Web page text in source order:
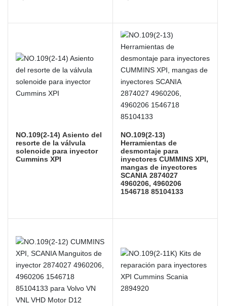
NO.109(2-14) Asiento del
resorte de la válvula
solenoide para inyector
Cummins XPI
NO.109(2-13)
Herramientas de
desmontaje para
inyectores CUMMINS XPI,
mangas de inyectores
SCANIA 2874027
4960206, 4960206
1546718 85104133